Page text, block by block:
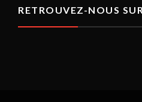
RETROUVEZ-NOUS